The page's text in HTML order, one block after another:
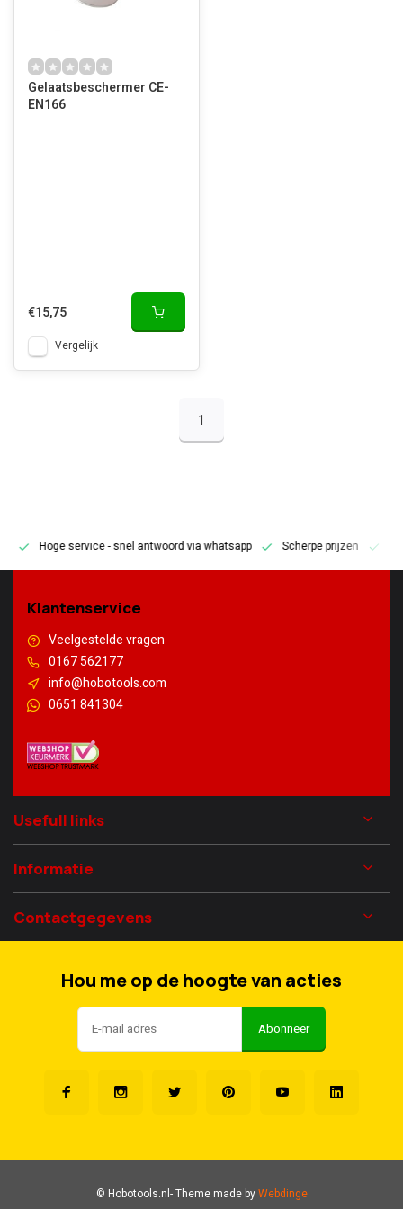
Gelaatsbeschermer CE-
EN166
€15,75
Vergelijk
1
Hoge service- snel antwoord via whatsapp Scherpe prijzen
Klantenservice
Veelgestelde vragen
0167 562177
info@hobotools.com
0651 841304
Usefull links
Informatie
Contactgegevens
Hou me op de hoogte van acties
Abonneer
© Hobotools.nl- Theme made byWebdinge